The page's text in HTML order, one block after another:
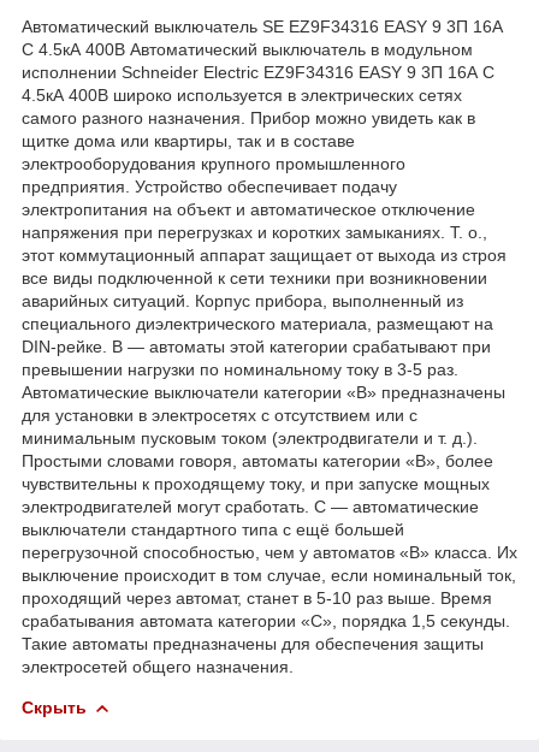
Автоматический выключатель SE EZ9F34316 EASY 9 3П 16А
С 4.5кА 400В Автоматический выключатель в модульном
исполнении Schneider Electric EZ9F34316 EASY 9 3П 16А С
4.5кА 400В широко используется в электрических сетях
самого разного назначения. Прибор можно увидеть как в
щитке дома или квартиры, так и в составе
электрооборудования крупного промышленного
предприятия. Устройство обеспечивает подачу
электропитания на объект и автоматическое отключение
напряжения при перегрузках и коротких замыканиях. Т. о.,
этот коммутационный аппарат защищает от выхода из строя
все виды подключенной к сети техники при возникновении
аварийных ситуаций. Корпус прибора, выполненный из
специального диэлектрического материала, размещают на
DIN-рейке. В — автоматы этой категории срабатывают при
превышении нагрузки по номинальному току в 3-5 раз.
Автоматические выключатели категории «В» предназначены
для установки в электросетях с отсутствием или с
минимальным пусковым током (электродвигатели и т. д.).
Простыми словами говоря, автоматы категории «В», более
чувствительны к проходящему току, и при запуске мощных
электродвигателей могут сработать. С — автоматические
выключатели стандартного типа с ещё большей
перегрузочной способностью, чем у автоматов «В» класса. Их
выключение происходит в том случае, если номинальный ток,
проходящий через автомат, станет в 5-10 раз выше. Время
срабатывания автомата категории «С», порядка 1,5 секунды.
Такие автоматы предназначены для обеспечения защиты
электросетей общего назначения.
Скрыть